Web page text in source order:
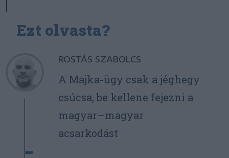
Ezt olvasta?
ROSTÁS SZABOLCS
A Majka-ügy csak a jéghegy
csúcsa, be kellene fejezni a
magyar–magyar
acsarkodást